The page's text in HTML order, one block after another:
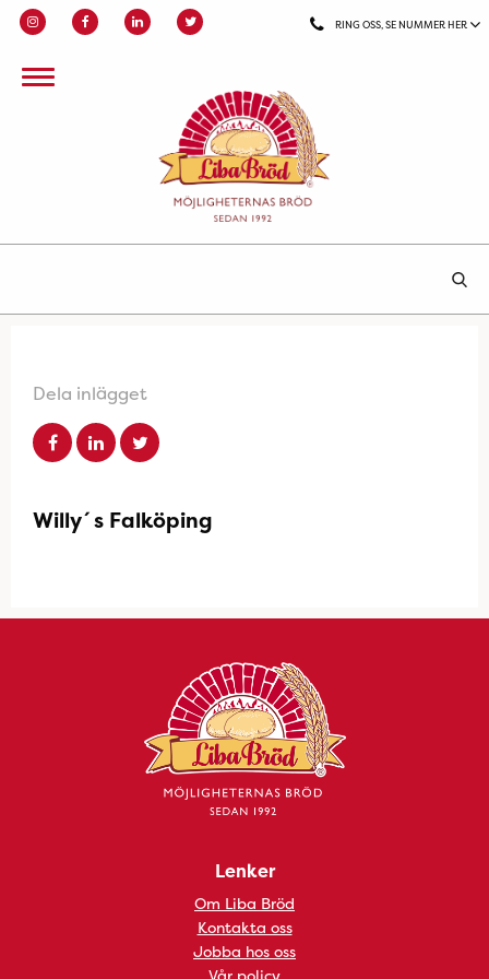
RING OSS, SE NUMMER HER
Dela inlägget
Willy´s Falköping
Lenker
Om Liba Bröd
Kontakta oss
Jobba hos oss